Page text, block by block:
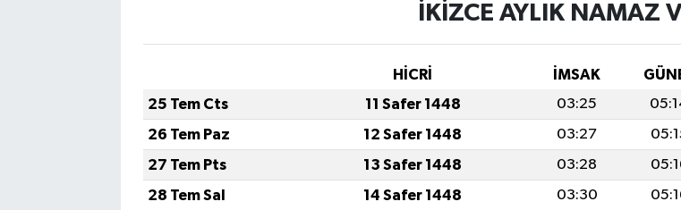
İKİZCE AYLIK NAMAZ
HİCRİ İMSAK
25 Tem Cts
11 Safer 1448 03:25
26 Tem Paz
12 Safer 1448 03:27
27 Tem Pts
13 Safer 1448 03:28
28 Tem Sal
14 Safer 1448 03:30